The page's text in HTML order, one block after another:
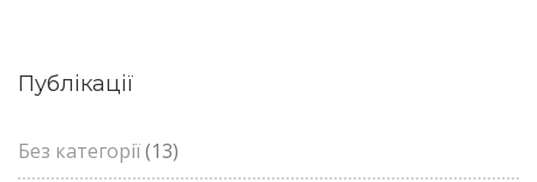
Публікації
Без категорії(13)